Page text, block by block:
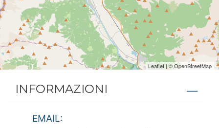
INFORMAZIONI
EMAIL:
Leaflet | ©OpenStreetMap